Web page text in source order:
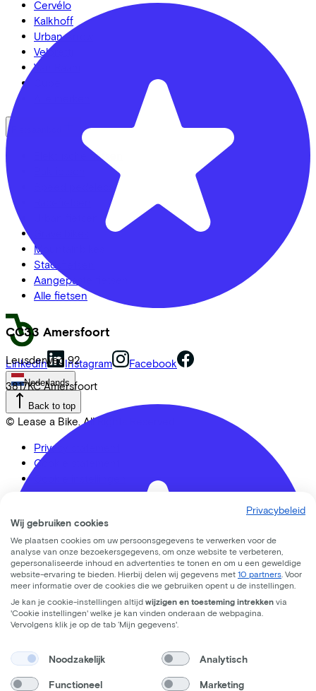
CC33 Amersfoort
Leusderweg 92
3817KC Amersfoort
Cervélo
Kalkhoff
Urban Arrow
Veloretti
Van Raam
Elektrische fietsen
Mountainbikes
Stadsfietsen
Aangepaste fietsen
Alle fietsen
LinkedIn Instagram Facebook
Nederlands
Back to top
© Lease a Bike. All Rights Reserved.
Privacy statement
Cookie statement
Gebruiksvoorwaarden
Privacybeleid
Wij gebruiken cookies
We plaatsen cookies om uw persoonsgegevens te verwerken voor de
analyse van onze bezoekersgegevens, om onze website te verbeteren,
gepersonaliseerde inhoud en advertenties te tonen en om u een geweldige
website-ervaring te bieden. Hierbij delen wij gegevens met 10 partners . Voor
meer informatie over de cookies die we gebruiken opent u de instellingen.
Je kan je cookie-instellingen altijd wijzigen en toesteming intrekken via
'Cookie instellingen' welke je kan vinden onderaan de webpagina.
Vervolgens klik je op de tab ‘Mijn gegevens'.
Noodzakelijk Analytisch
Functioneel Marketing